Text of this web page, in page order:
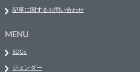
記事に関するお問い合わせ
MENU
SDGs
ジェンダー